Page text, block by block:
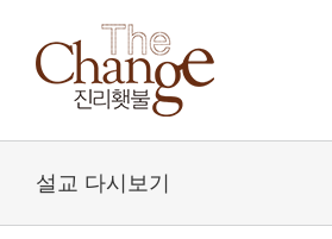
content
설교 다시보기